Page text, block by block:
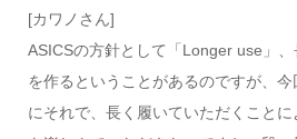
[カワノさん]
ASICSの方針として「Longer use」
を作るということがあるのですが、
にそれで、長く履いていただくこと